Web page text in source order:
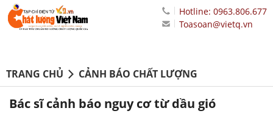
Hotline: 0963.806.677
Toasoan@vietq.vn
TRANG CHỦ CẢNH BÁO CHẤT LƯỢNG
Bác sĩ cảnh báo nguy cơ từ dầu gió